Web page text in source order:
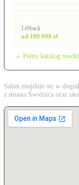
Liftback
od 189 900 zł
→ Pełny katalog
Salon znajduje się w
z miasta Świdnica oraz